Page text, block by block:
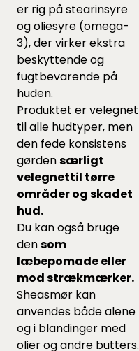
er rig på stearinsyre
og oliesyre (omega-
3), der virker ekstra
beskyttende og
fugtbevarende på
huden.
Produktet er velegnet
til alle hudtyper, men
den fede konsistens
gørdensærligt
velegnettil tørre
områder og skadet
hud.
Du kan også bruge
densom
læbepomade eller
mod strækmærker.
Sheasmør kan
anvendes både alene
og i blandinger med
olier og andre butters.